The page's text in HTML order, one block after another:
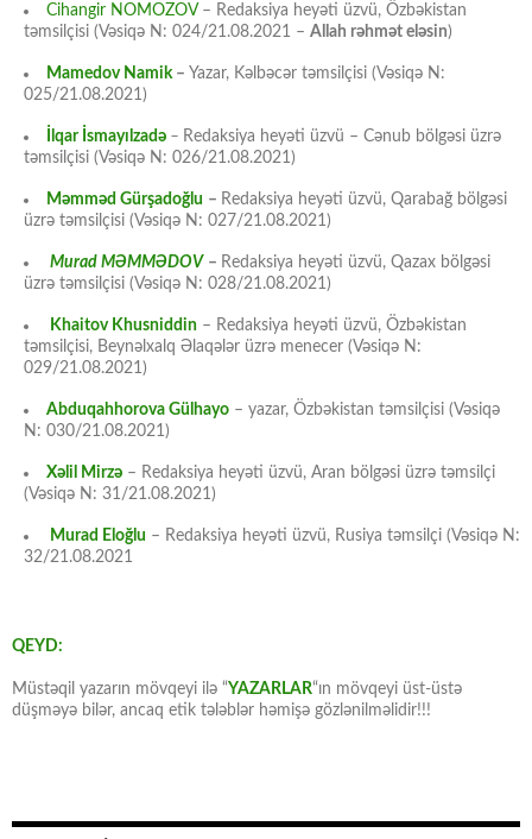
Cihangir NOMOZOV– Redaksiya heyəti üzvü, Özbəkistan
təmsilçisi (Vəsiqə N: 024/21.08.2021 – Allah rəhmət eləsin)
Mamedov Namik– Yazar, Kəlbəcər təmsilçisi (Vəsiqə N:
025/21.08.2021)
İlqar İsmayılzadə – Redaksiya heyəti üzvü – Cənub bölgəsi üzrə
təmsilçisi (Vəsiqə N: 026/21.08.2021)
Məmməd Gürşadoğlu – Redaksiya heyəti üzvü, Qarabağ bölgəsi
üzrə təmsilçisi (Vəsiqə N: 027/21.08.2021)
Murad MƏMMƏDOV – Redaksiya heyəti üzvü, Qazax bölgəsi
üzrə təmsilçisi (Vəsiqə N: 028/21.08.2021)
Khaitov Khusniddin – Redaksiya heyəti üzvü, Özbəkistan
təmsilçisi, Beynəlxalq Əlaqələr üzrə menecer (Vəsiqə N:
029/21.08.2021)
Abduqahhorova Gülhayo – yazar, Özbəkistan təmsilçisi (Vəsiqə
N: 030/21.08.2021)
Xəlil Mirzə – Redaksiya heyəti üzvü, Aran bölgəsi üzrə təmsilçi
(Vəsiqə N: 31/21.08.2021)
Murad Eloğlu – Redaksiya heyəti üzvü, Rusiya təmsilçi (Vəsiqə N:
32/21.08.2021
QEYD:
Müstəqil yazarın mövqeyi ilə “YAZARLAR“ın mövqeyi üst-üstə
düşməyə bilər, ancaq etik tələblər həmişə gözlənilməlidir!!!